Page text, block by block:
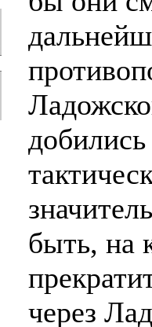
быть, на
через